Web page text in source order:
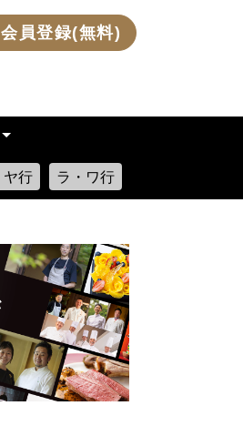
会員登録(無料)
ヤ行 ラ・ワ行